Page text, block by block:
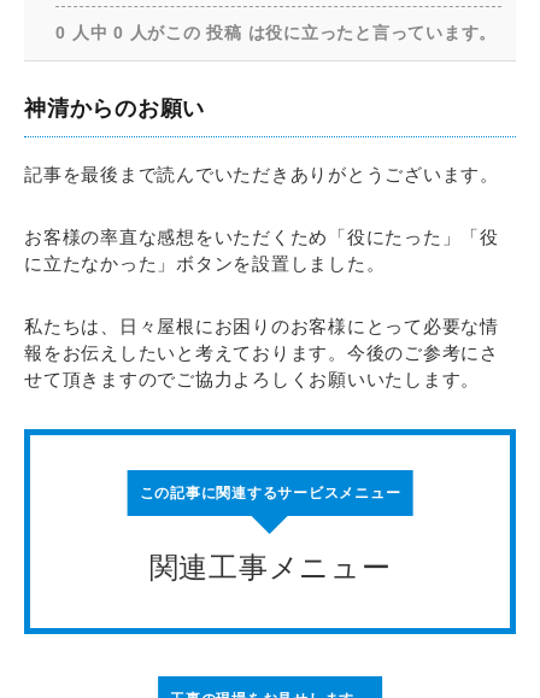
0 人中 0 人がこの 投稿 は役に立ったと言っています。
神清からのお願い
記事を最後まで読んでいただきありがとうございます。
お客様の率直な感想をいただくため「役にたった」「役
に立たなかった」ボタンを設置しました。
私たちは、日々屋根にお困りのお客様にとって必要な情
報をお伝えしたいと考えております。今後のご参考にさ
せて頂きますのでご協力よろしくお願いいたします。
この記事に関連するサービスメニュー
関連工事メニュー